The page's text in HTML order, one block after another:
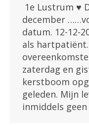
1e Lustrum ♥
december
datum. 12-12-
als
zaterdag en
kerstboom
geleden. Mijn
inmiddels